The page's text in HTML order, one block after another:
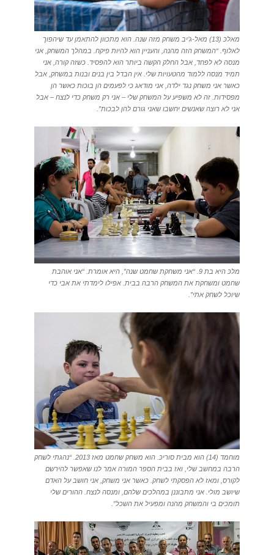
מאלכּ (13) מאל-ג’יב משחק מזה שנה. הוא מתכוון להתאמן עד שיהפוך
לאלוף. “המשחק הזה מהנה, והעניין הוא להיות פיקח. במהלך המשחק, אני
מנסה לא לפחד, אבל החלק הקשה ביותר הוא להפסיד. כשזה קורה, אני
תמיד מנסה ללמוד מהטעויות שלי. אין הבדל בין בנים ובנות במשחק, אבל
כאשר אני משחק נגד ילדה, אני מודאג כי לפעמים הן בוכות כאשר הן
מפסידות. זה לא משפיע על המשחק שלי – אני רק משחק כדי לנצח – אבל
אני לא רוצה שאנשים יחשבו שאני גורם להן לבכות”.
מלכּ היא בת 9. “אני משחקת שחמט שנה”, היא אומרת. “אני אוהבת
שחמט ומשחקת את המשחק הרבה בבית. אפילו לימדתי את אבי כדי
שיוכל לשחק אתי”.
מוחמד (14) הוא מבית סוריכּ. הוא משחק שחמט מאז 2013. “נהגתי לשחק
הרבה במחשב שלי, ואז בבית הספר המורה אמר לנו שאפשר להירשם
לקורס, ומאז לא הפסקתי לשחק. כאשר אני משחק, אני חושב על האדם
שיושב מולי. אני מתבוננן במהלכים שלהם, ומנסה לנצח. ההורים שלי
תומכים בי והמשחק מהנה ומפעיל את השכל”.